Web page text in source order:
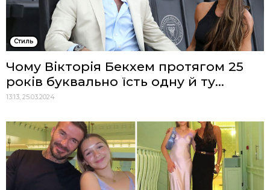
Стиль
Чому Вікторія Бекхем протягом 25
років буквально їсть одну й ту...
13:13, 25.03.2024